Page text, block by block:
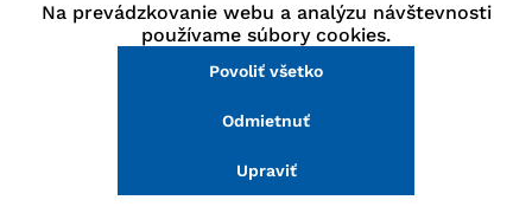
Mesto Malacky doteraz uzatvorilo zmluvy na zabezpečenie
služieb vývozu obsahu zo žúmp pre občanov mesta s týmito
s objemom 8 m3; tel. č. 7799409, 0903 706090,
Na prevádzkovanie webu a analýzu návštevnosti
používame súbory cookies.
Povoliť všetko
Odmietnuť
Upraviť
Povoliť všetko
Uložiť nastavenia
Viac informácií